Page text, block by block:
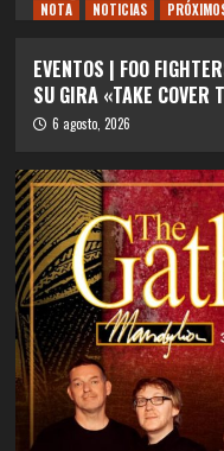
NOTA
NOTICIAS
EVENTOS | FOO
SU GIRA «TAKE COVER
6 agosto, 2026